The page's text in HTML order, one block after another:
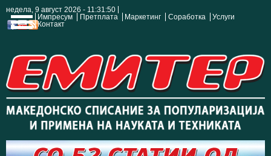
недела, 9 август 2026 - 11:31:51
Импресум
Претплата Маркетинг Соработка
Услуги
Контакт